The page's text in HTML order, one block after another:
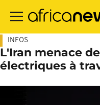
contenu
INFOS
L'Iran menace
électriques à